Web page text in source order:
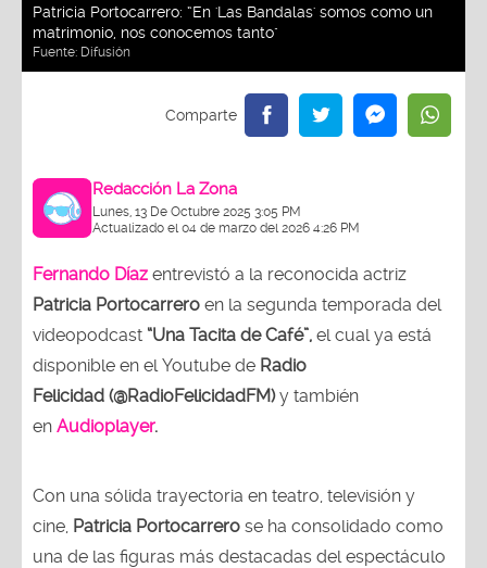
Patricia Portocarrero: “En 'Las Bandalas' somos como un
matrimonio, nos conocemos tanto"
Fuente: Difusión
Redacción La Zona
Lunes, 13 De Octubre 2025 3:05 PM
Actualizado el 04 de marzo del 2026 4:26 PM
Fernando Díaz entrevistó a la reconocida actriz
Patricia Portocarrero en la segunda temporada del
videopodcast “Una Tacita de Café”, el cual ya está
disponible en el Youtube de Radio
Felicidad (@RadioFelicidadFM)y también
en Audioplayer.
Con una sólida trayectoria en teatro, televisión y
cine, Patricia Portocarrero se ha consolidado como
una de las figuras más destacadas del espectáculo